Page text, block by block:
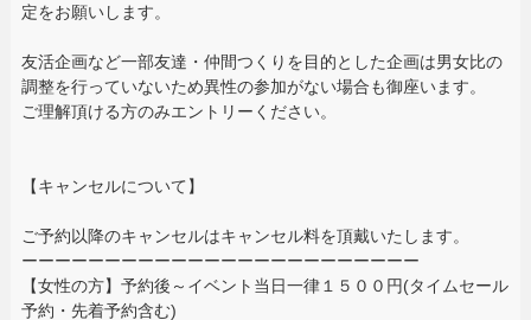
定をお願いします。
友活企画など一部友達・仲間つくりを目的とした企画は男女比の
調整を行っていないため異性の参加がない場合も御座います。
ご理解頂ける方のみエントリーください。
【キャンセルについて】
ご予約以降のキャンセルはキャンセル料を頂戴いたします。
ーーーーーーーーーーーーーーーーーーーーーーーー
【女性の方】予約後～イベント当日一律１５００円(タイムセール
予約・先着予約含む)